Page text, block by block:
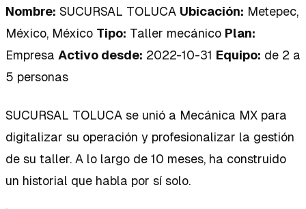
Nombre: SUCURSAL TOLUCA Ubicación: Metepec,
México, México Tipo: Taller mecánico Plan:
Empresa Activo desde: 2022-10-31 Equipo: de 2 a
5 personas
SUCURSAL TOLUCA se unió a Mecánica MX para
digitalizar su operación y profesionalizar la gestión
de su taller. A lo largo de 10 meses, ha construido
un historial que habla por sí solo.